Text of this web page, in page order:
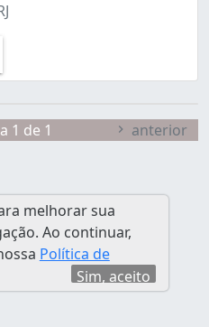
1 de 1 anterior
melhorar sua
Ao continuar,
Política de
Sim, aceito